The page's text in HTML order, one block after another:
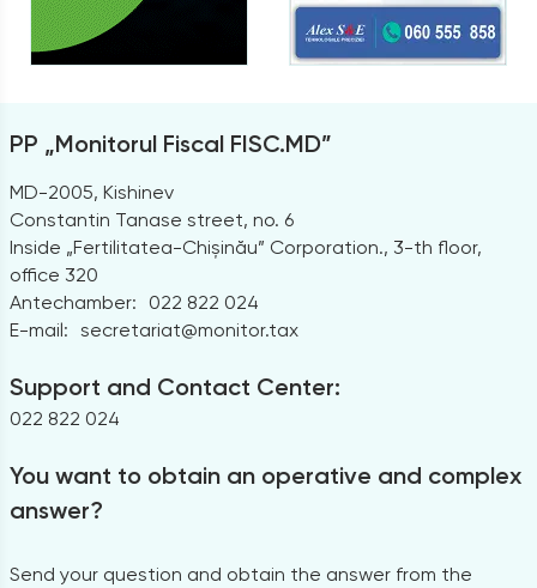
PP „Monitorul Fiscal FISC.MD”
MD-2005, Kishinev
Constantin Tanase street, no. 6
Inside „Fertilitatea-Chișinău” Corporation., 3-th floor,
office 320
Antechamber:
022 822 024
E-mail: secretariat@monitor.tax
Support and Contact Center:
022 822 024
You want to obtain an operative and complex
answer?
Send your question and obtain the answer from the